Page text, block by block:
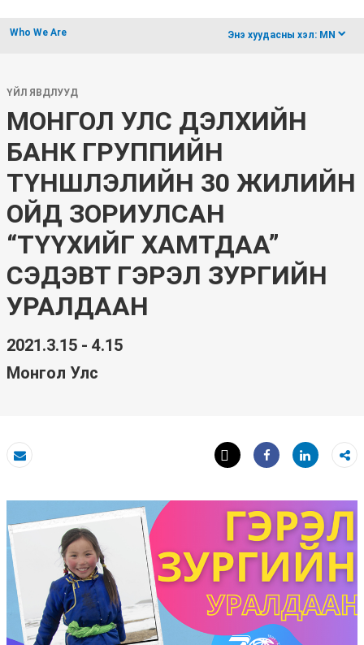
Who We Are Энэ хуудасны хэл: MN dropdown
ҮЙЛ ЯВДЛУУД
МОНГОЛ УЛС ДЭЛХИЙН
БАНК ГРУППИЙН
ТҮНШЛЭЛИЙН 30 ЖИЛИЙН
ОЙД ЗОРИУЛСАН
“ТҮҮХИЙГ ХАМТДАА”
СЭДЭВТ ГЭРЭЛ ЗУРГИЙН
УРАЛДААН
2021.3.15 - 4.15
Монгол Улс
И-мэйл
Tweet
Share
Share